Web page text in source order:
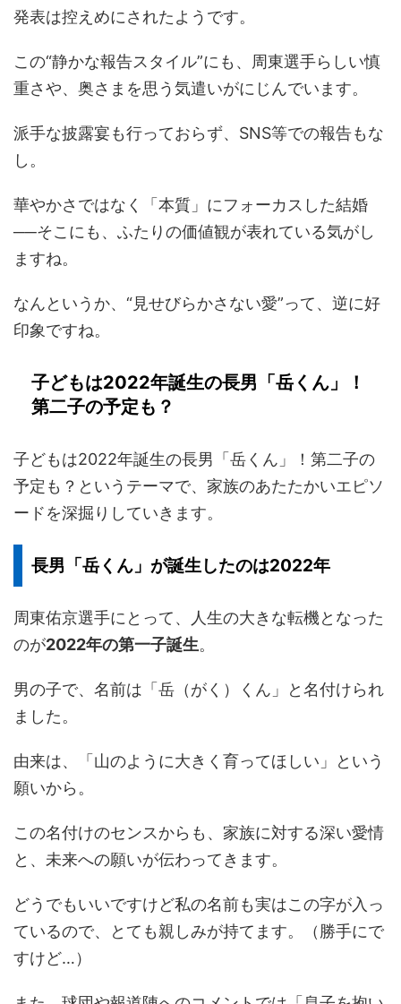
発表は控えめにされたようです。
この“静かな報告スタイル”にも、周東選手らしい慎
重さや、奥さまを思う気遣いがにじんでいます。
派手な披露宴も行っておらず、SNS等での報告もな
し。
華やかさではなく「本質」にフォーカスした結婚
──そこにも、ふたりの価値観が表れている気がし
ますね。
なんというか、“見せびらかさない愛”って、逆に好
印象ですね。
子どもは2022年誕生の長男「岳くん」！
第二子の予定も？
子どもは2022年誕生の長男「岳くん」！第二子の
予定も？というテーマで、家族のあたたかいエピソ
ードを深掘りしていきます。
長男「岳くん」が誕生したのは2022年
周東佑京選手にとって、人生の大きな転機となった
のが2022年の第一子誕生。
男の子で、名前は「岳（がく）くん」と名付けられ
ました。
由来は、「山のように大きく育ってほしい」という
願いから。
この名付けのセンスからも、家族に対する深い愛情
と、未来への願いが伝わってきます。
どうでもいいですけど私の名前も実はこの字が入っ
ているので、とても親しみが持てます。（勝手にで
すけど…）